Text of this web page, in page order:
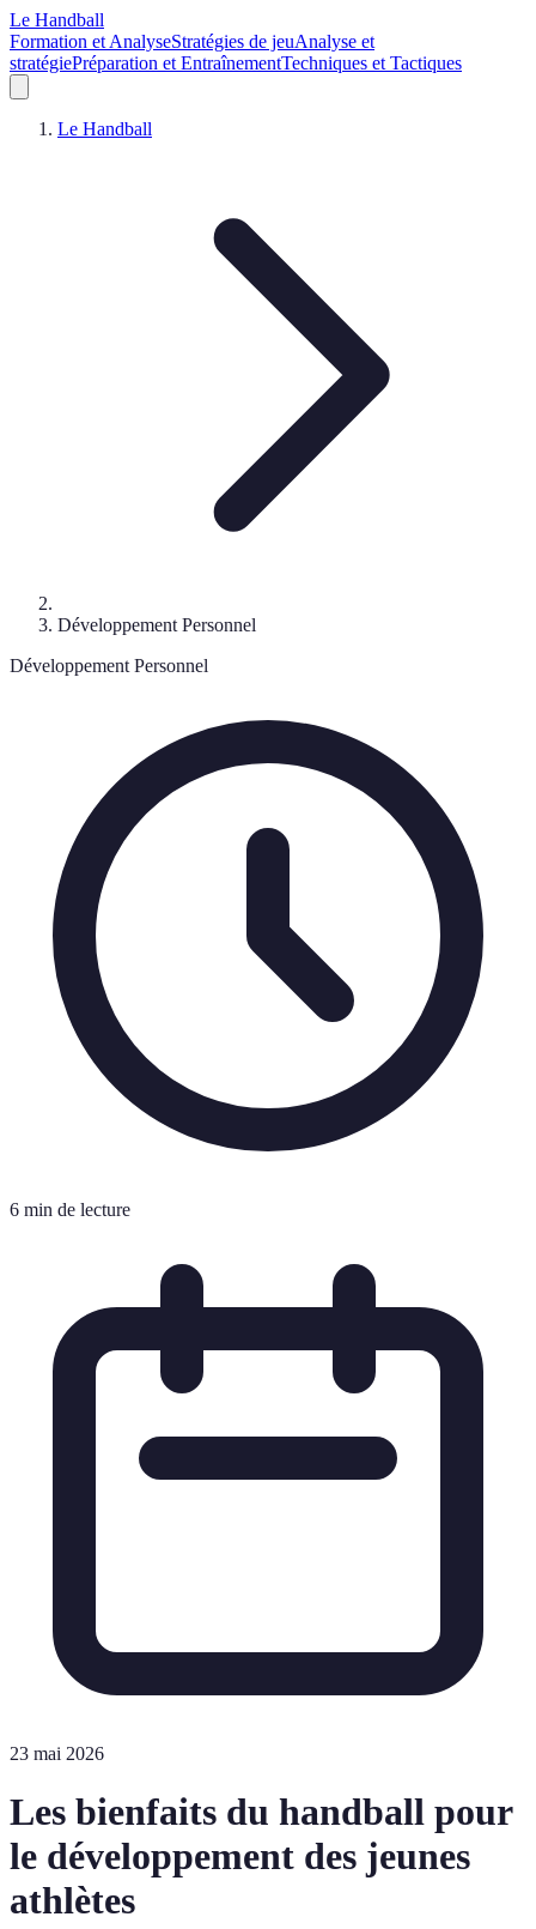
Le Handball
Formation et AnalyseStratégies de jeuAnalyse et
stratégiePréparation et EntraînementTechniques et Tactiques
Le Handball
Développement Personnel
Développement Personnel
6 min de lecture
23 mai 2026
Les bienfaits du handball pour
le développement des jeunes
athlètes